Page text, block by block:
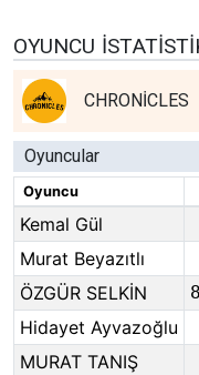
OYUNCU
CHRONİCLES
Oyuncular
Oyuncu
Kemal Gül
Murat Beyazıtlı
ÖZGÜR SELKİN
Hidayet Ayvazoğlu
MURAT TANIŞ